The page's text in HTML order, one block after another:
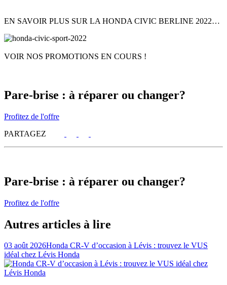
EN SAVOIR PLUS SUR LA HONDA CIVIC BERLINE 2022…
VOIR NOS PROMOTIONS EN COURS !
Pare-brise : à réparer ou changer?
Profitez de l'offre
PARTAGEZ
Pare-brise : à réparer ou changer?
Profitez de l'offre
Autres articles à lire
03 août 2026Honda CR-V d’occasion à Lévis : trouvez le VUS
idéal chez Lévis Honda